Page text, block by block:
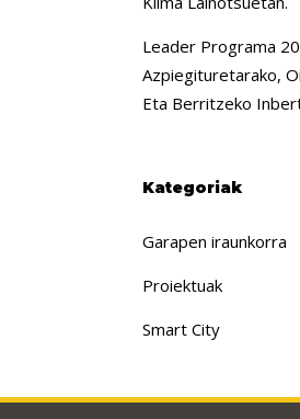
Leader Programa
Azpiegituretarako,
Eta Berritzeko
Kategoriak
Garapen iraunkorra
Proiektuak
Smart City